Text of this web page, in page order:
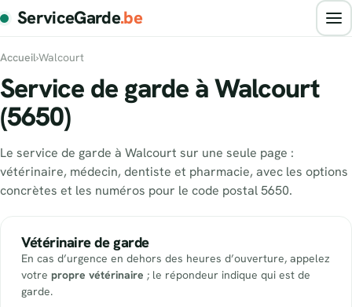
ServiceGarde.be
Accueil›Walcourt
Service de garde à Walcourt
(5650)
Le service de garde à Walcourt sur une seule page :
vétérinaire, médecin, dentiste et pharmacie, avec les options
concrètes et les numéros pour le code postal 5650.
Vétérinaire de garde
En cas d’urgence en dehors des heures d’ouverture, appelez
votre propre vétérinaire ; le répondeur indique qui est de
garde.